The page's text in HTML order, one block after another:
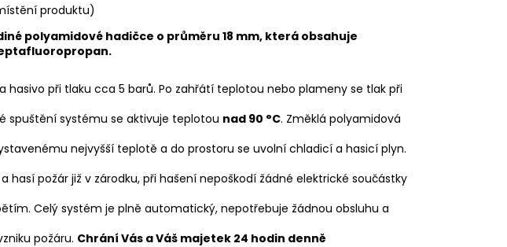
produktu)
polyamidové hadičce o průměru 18 mm, která obsahuje
hasivo při tlaku cca 5 barů. Po zahřátí teplotou nebo plameny se tlak při
spuštění systému se aktivuje teplotou nad 90 °C. Změklá polyamidová
nejvyšší teplotě a do prostoru se uvolní chladicí a hasicí plyn.
hasí požár již v zárodku, při hašení nepoškodí žádné elektrické součástky
Celý systém je plně automatický, nepotřebuje žádnou obsluhu a
požáru. Chrání Vás a Váš majetek 24 hodin denně